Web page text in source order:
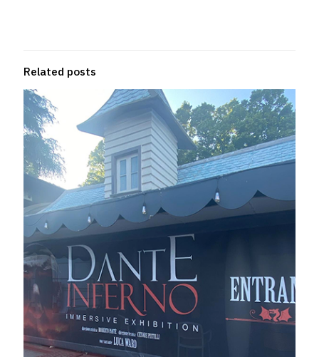
Related posts